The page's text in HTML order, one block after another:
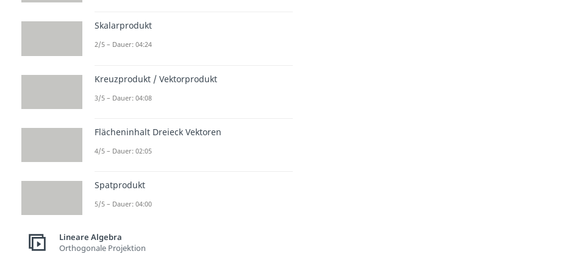
Skalarprodukt
2/5 – Dauer: 04:24
Kreuzprodukt / Vektorprodukt
3/5 – Dauer: 04:08
Flächeninhalt Dreieck Vektoren
4/5 – Dauer: 02:05
Spatprodukt
5/5 – Dauer: 04:00
Lineare Algebra
Orthogonale Projektion